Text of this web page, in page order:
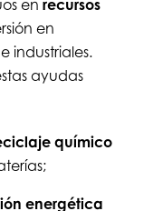
en recursos
en
industriales.
ayudas
químico
energética